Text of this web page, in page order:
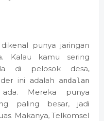
punya jaringan
Kalau kamu sering
di pelosok desa,
ini adalah andalan
Mereka punya
paling besar, jadi
Makanya, Telkomsel